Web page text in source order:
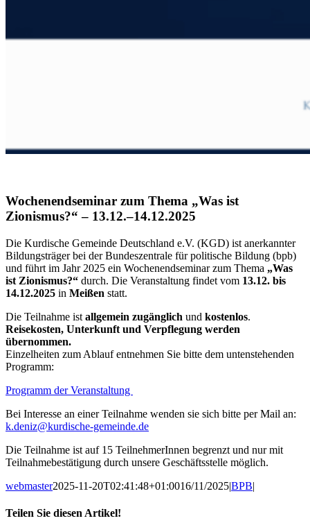
Wochenendseminar zum Thema „Was ist
Zionismus?“ – 13.12.–14.12.2025
Die Kurdische Gemeinde Deutschland e.V. (KGD) ist anerkannter
Bildungsträger bei der Bundeszentrale für politische Bildung (bpb)
und führt im Jahr 2025 ein Wochenendseminar zum Thema „Was
ist Zionismus?“ durch. Die Veranstaltung findet vom 13.12. bis
14.12.2025 in Meißen statt.
Die Teilnahme ist allgemein zugänglich und kostenlos.
Reisekosten, Unterkunft und Verpflegung werden
übernommen.
Einzelheiten zum Ablauf entnehmen Sie bitte dem untenstehenden
Programm:
Programm der Veranstaltung
Bei Interesse an einer Teilnahme wenden sie sich bitte per Mail an:
k.deniz@kurdische-gemeinde.de
Die Teilnahme ist auf 15 TeilnehmerInnen begrenzt und nur mit
Teilnahmebestätigung durch unsere Geschäftsstelle möglich.
webmaster2025-11-20T02:41:48+01:0016/11/2025|BPB|
Teilen Sie diesen Artikel!